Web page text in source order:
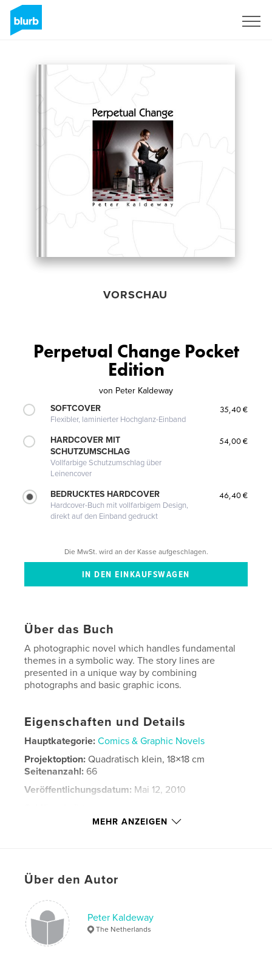
VORSCHAU
Perpetual Change Pocket
Edition
von Peter Kaldeway
SOFTCOVER
Flexibler, laminierter Hochglanz-Einband
35,40 €
HARDCOVER MIT
SCHUTZUMSCHLAG
Vollfarbige Schutzumschlag über
Leinencover
54,00 €
BEDRUCKTES HARDCOVER
Hardcover-Buch mit vollfarbigem Design,
direkt auf den Einband gedruckt
46,40 €
Die MwSt. wird an der Kasse aufgeschlagen.
Über das Buch
A photographic novel which handles fundamental
themes in a symbolic way. The story lines are
presented in a unique way by combining
photographs and basic graphic icons.
Eigenschaften und Details
Hauptkategorie: Comics & Graphic Novels
Projektoption:Quadratisch klein, 18×18 cm
Seitenanzahl: 66
Veröffentlichungsdatum: Mai 12, 2010
Philosophy , Evolution
MEHR ANZEIGEN
Über den Autor
Peter Kaldeway
The Netherlands